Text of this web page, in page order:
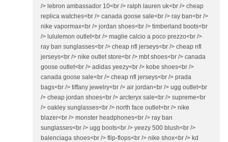
/> lebron ambassador 10<br /> ralph lauren uk<br /> cheap
replica watches<br /> canada goose sale<br /> ray ban<br />
nike vapormax<br /> jordan shoes<br /> timberland boots<br
/> lululemon outlet<br /> maglie calcio a poco prezzo<br />
ray ban sunglasses<br /> cheap nfl jerseys<br /> cheap nfl
jerseys<br /> nike outlet store<br /> mbt shoes<br /> canada
goose outlet<br /> adidas yeezy<br /> kobe shoes<br />
canada goose sale<br /> cheap nfl jerseys<br /> prada
bags<br /> tiffany jewelry<br /> air jordan<br /> ugg outlet<br
/> cheap jordan shoes<br /> arcteryx sale<br /> supreme<br
/> oakley sunglasses<br /> north face outlet<br /> nike
blazer<br /> monster headphones<br /> ray ban
sunglasses<br /> ugg boots<br /> yeezy 500 blush<br />
balenciaga shoes<br /> flip-flops<br /> nike shox<br /> kd